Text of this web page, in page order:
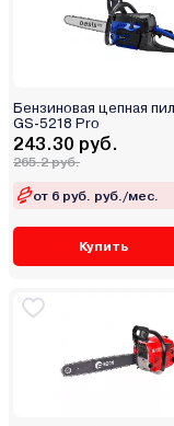
Бензиновая цепная
GS-5218 Pro
243.30 руб.
265.2 руб.
от 6 руб. руб./мес.
Купить